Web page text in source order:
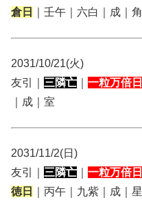
倉日
｜壬午｜六白｜成｜角
2031/10/21(火)
友引｜ 三隣亡 一粒万倍日
｜成｜室
2031/11/2(日)
友引｜ 三隣亡 一粒万倍日
徳日
｜丙午｜九紫｜成｜星